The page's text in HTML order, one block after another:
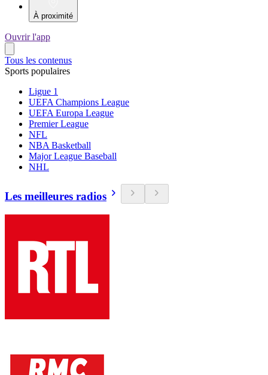
À proximité
Ouvrir l'app
Tous les contenus
Sports populaires
Ligue 1
UEFA Champions League
UEFA Europa League
Premier League
NFL
NBA Basketball
Major League Baseball
NHL
Les meilleures radios